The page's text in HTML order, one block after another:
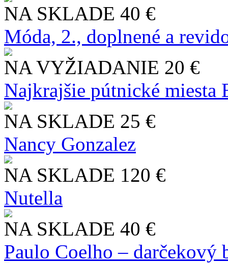
NA SKLADE 40 €
Móda, 2., doplnené a
NA VYŽIADANIE 20 €
Najkrajšie pútnické miesta
NA SKLADE 25 €
Nancy Gonzalez
NA SKLADE 120 €
Nutella
NA SKLADE 40 €
Paulo Coelho – darčekový